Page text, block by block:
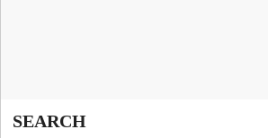
SEARCH